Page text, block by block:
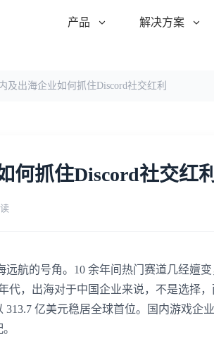
产品 解决方案
及出海企业如何抓住Discord社交红利
何抓住Discord社交红利
远航的号角。10 余年间热门赛道几经嬗
代，出海对于中国企业来说，不是选择
313.7 亿美元稳居全球首位。国内游戏企